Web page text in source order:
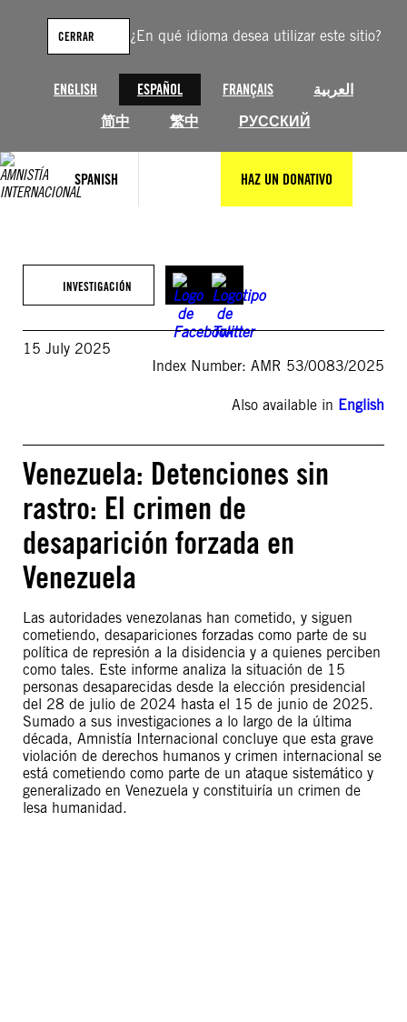
¿En qué idioma desea utilizar este sitio?
ENGLISH ESPAÑOL FRANÇAIS
العربية
简中
繁中 РУССКИЙ
CERRAR
SPANISH HAZ UN DONATIVO
contenido
INVESTIGACIÓN
15 July 2025
Index Number: AMR 53/0083/2025
Also available in English
Venezuela: Detenciones sin
rastro: El crimen de
desaparición forzada en
Venezuela
Las autoridades venezolanas han cometido, y siguen
cometiendo, desapariciones forzadas como parte de su
política de represión a la disidencia y a quienes perciben
como tales. Este informe analiza la situación de 15
personas desaparecidas desde la elección presidencial
del 28 de julio de 2024 hasta el 15 de junio de 2025.
Sumado a sus investigaciones a lo largo de la última
década, Amnistía Internacional concluye que esta grave
violación de derechos humanos y crimen internacional se
está cometiendo como parte de un ataque sistemático y
generalizado en Venezuela y constituiría un crimen de
lesa humanidad.